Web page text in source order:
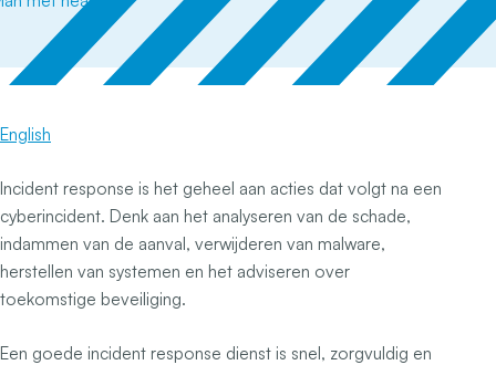
English
Incident response is het geheel aan acties dat volgt na een
cyberincident. Denk aan het analyseren van de schade,
indammen van de aanval, verwijderen van malware,
herstellen van systemen en het adviseren over
toekomstige beveiliging.
Een goede incident response dienst is snel, zorgvuldig en